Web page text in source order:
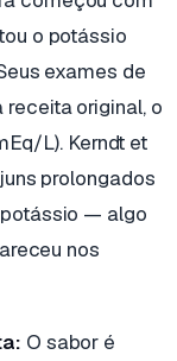
o potássio
exames de
original, o
L). Kerndt et
prolongados
— algo
nos
O sabor é